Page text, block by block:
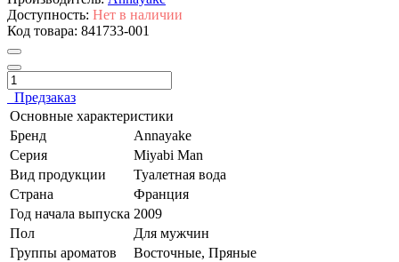
Доступность: Нет в наличии
Код товара: 841733-001
Предзаказ
Основные характеристики
Бренд
Annayake
Серия
Miyabi Man
Вид продукции
Туалетная вода
Страна
Франция
Год начала выпуска 2009
Пол
Для мужчин
Группы ароматов
Восточные, Пряные